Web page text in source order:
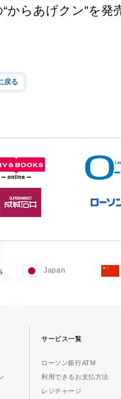
“からあげクン”を
戻る
Japan
サービス一覧
ローソン銀行ATM
利用できるお支払方法
レジチャージ